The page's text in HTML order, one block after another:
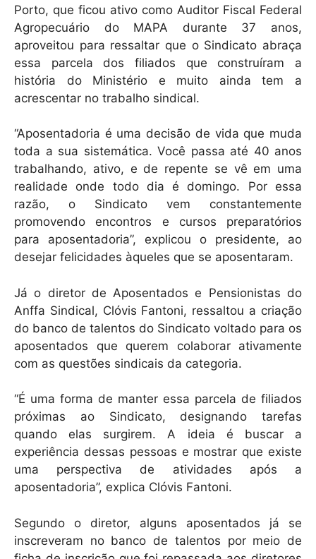
Porto, que ficou ativo como Auditor Fiscal Federal
Agropecuário do MAPA durante 37 anos,
aproveitou para ressaltar que o Sindicato abraça
essa parcela dos filiados que construíram a
história do Ministério e muito ainda tem a
acrescentar no trabalho sindical.
“Aposentadoria é uma decisão de vida que muda
toda a sua sistemática. Você passa até 40 anos
trabalhando, ativo, e de repente se vê em uma
realidade onde todo dia é domingo. Por essa
razão, o Sindicato vem constantemente
promovendo encontros e cursos preparatórios
para aposentadoria”, explicou o presidente, ao
desejar felicidades àqueles que se aposentaram.
Já o diretor de Aposentados e Pensionistas do
Anffa Sindical, Clóvis Fantoni, ressaltou a criação
do banco de talentos do Sindicato voltado para os
aposentados que querem colaborar ativamente
com as questões sindicais da categoria.
“É uma forma de manter essa parcela de filiados
próximas ao Sindicato, designando tarefas
quando elas surgirem. A ideia é buscar a
experiência dessas pessoas e mostrar que existe
uma perspectiva de atividades após a
aposentadoria”, explica Clóvis Fantoni.
Segundo o diretor, alguns aposentados já se
inscreveram no banco de talentos por meio de